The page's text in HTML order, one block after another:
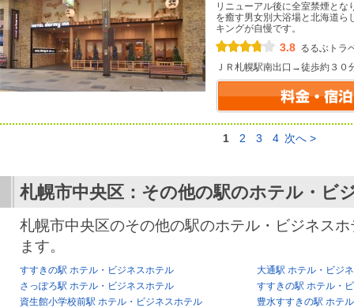
リニューアル後に全室禁煙と
を癒す男女別大浴場と北海道ら
キングが自慢です。
3.8 るるぶトラ
ＪＲ札幌駅南出口→徒歩約３０
1 2 3 4 次へ >
札幌市中央区：その他の駅のホテル・ビ
札幌市中央区のその他の駅のホテル・ビジネス
ます。
すすきの駅 ホテル・ビジネスホテル
大通駅 ホテル・ビジ
さっぽろ駅 ホテル・ビジネスホテル
すすきの駅 ホテル・
資生館小学校前駅 ホテル・ビジネスホテル
豊水すすきの駅 ホテ